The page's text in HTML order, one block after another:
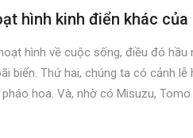
hình kinh điển khác
hình về cuộc sống, điều đó
biển. Thứ hai, chúng ta có cảnh
hoa. Và, nhờ có Misuzu,